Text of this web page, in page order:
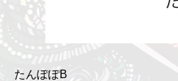
たんぽぽB